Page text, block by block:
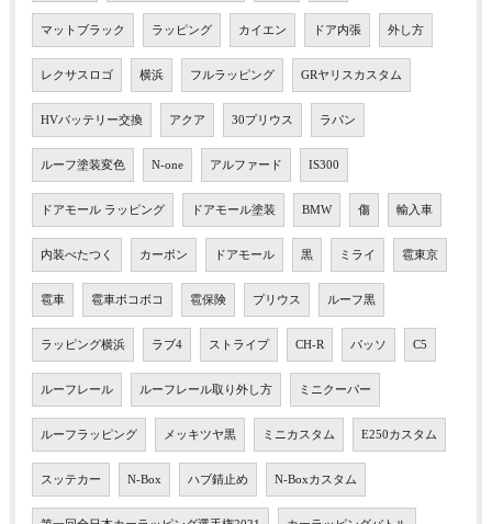
マットブラック ラッピング カイエン ドア内張 外し方
レクサスロゴ 横浜 フルラッピング GRヤリスカスタム
HVバッテリー交換 アクア 30プリウス ラパン
ルーフ塗装変色 N-one アルファード IS300
ドアモール ラッピング ドアモール塗装 BMW 傷 輸入車
内装べたつく カーボン ドアモール 黒 ミライ 雹東京
雹車 雹車ボコボコ 雹保険 プリウス ルーフ黒
ラッピング横浜 ラブ4 ストライプ CH-R パッソ C5
ルーフレール ルーフレール取り外し方 ミニクーパー
ルーフラッピング メッキツヤ黒 ミニカスタム E250カスタム
スッテカー N-Box ハブ錆止め N-Boxカスタム